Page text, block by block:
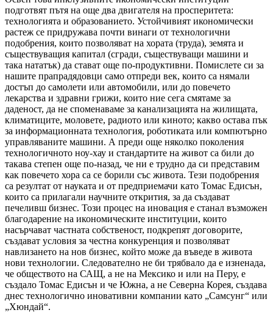
подготвят пътя на още два двигателя на просперитета:
технологията и образованието. Устойчивият икономически
растеж се придружава почти винаги от технологични
подобрения, които позволяват на хората (труда), земята и
съществуващия капитал (сгради, съществуващи машини и
така нататък) да стават още по-продуктивни. Помислете си за
нашите прапрадядовци само отпреди век, които са нямали
достъп до самолети или автомобили, или до повечето
лекарства и здравни грижи, които ние сега смятаме за
даденост, да не споменаваме за канализацията на жилищата,
климатиците, моловете, радиото или киното; какво остава пък
за информационната технология, роботиката или компютърно
управляваните машини. А преди още няколко поколения
технологичното ноу-хау и стандартите на живот са били до
такава степен още по-назад, че ни е трудно да си представим
как повечето хора са се борили със живота. Тези подобрения
са резултат от науката и от предприемачи като Томас Едисън,
които са прилагали научните открития, за да създават
печеливш бизнес. Този процес на иновация е станал възможен
благодарение на икономическите институции, които
насърчават частната собственост, подкрепят договорите,
създават условия за честна конкуренция и позволяват
навлизането на нов бизнес, който може да въведе в живота
нови технологии. Следователно не би трябвало да е изненада,
че обществото на САЩ, а не на Мексико и или на Перу, е
създало Томас Едисън и че Южна, а не Северна Корея, създава
днес технологично иновативни компании като „Самсунг“ или
„Хюндай“.